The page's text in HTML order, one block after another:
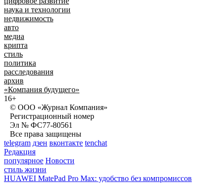
наука и технологии
недвижимость
авто
медиа
крипта
стиль
политика
расследования
архив
«Компания будущего»
16+
© ООО «Журнал Компания»
Регистрационный номер
Эл № ФС77-80561
Все права защищены
telegram дзен вконтакте tenchat
Редакция
популярное Новости
стиль жизни
HUAWEI MatePad Pro Max: удобство без компромиссов